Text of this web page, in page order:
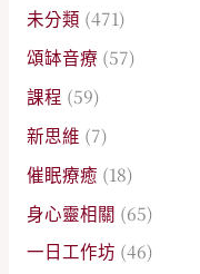
未分類 (471)
頌缽音療 (57)
課程 (59)
新思維 (7)
催眠療癒 (18)
身心靈相關 (65)
一日工作坊 (46)